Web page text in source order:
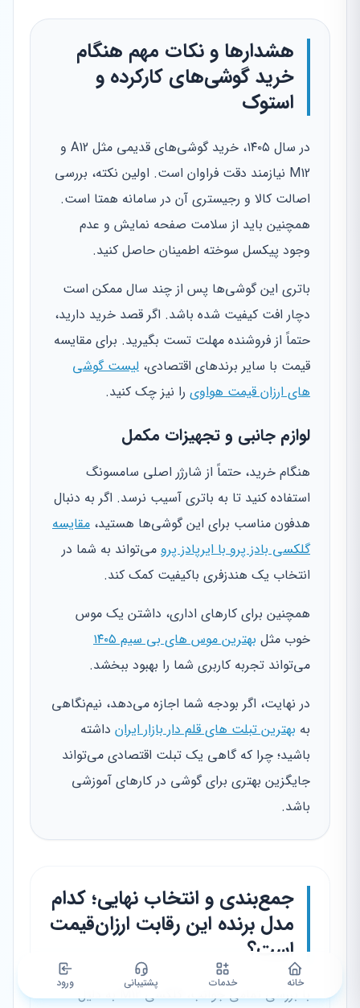
هشدارها و نکات مهم هنگام
خرید گوشی‌های کارکرده و
استوک
در سال ۱۴۰۵، خرید گوشی‌های قدیمی مثل A12 و
M12 نیازمند دقت فراوان است. اولین نکته، بررسی
اصالت کالا و رجیستری آن در سامانه همتا است.
همچنین باید از سلامت صفحه نمایش و عدم
وجود پیکسل سوخته اطمینان حاصل کنید.
باتری این گوشی‌ها پس از چند سال ممکن است
دچار افت کیفیت شده باشد. اگر قصد خرید دارید،
حتماً از فروشنده مهلت تست بگیرید. برای مقایسه
قیمت با سایر برندهای اقتصادی، لیست گوشی
های ارزان قیمت هواوی را نیز چک کنید.
لوازم جانبی و تجهیزات مکمل
هنگام خرید، حتماً از شارژر اصلی سامسونگ
استفاده کنید تا به باتری آسیب نرسد. اگر به دنبال
هدفون مناسب برای این گوشی‌ها هستید، مقایسه
گلکسی بادز پرو با ایرپادز پرو می‌تواند به شما در
انتخاب یک هندزفری باکیفیت کمک کند.
همچنین برای کارهای اداری، داشتن یک موس
خوب مثل بهترین موس های بی سیم ۱۴۰۵
می‌تواند تجربه کاربری شما را بهبود ببخشد.
در نهایت، اگر بودجه شما اجازه می‌دهد، نیم‌نگاهی
به بهترین تبلت های قلم دار بازار ایران داشته
باشید؛ چرا که گاهی یک تبلت اقتصادی می‌تواند
جایگزین بهتری برای گوشی در کارهای آموزشی
باشد.
جمع‌بندی و انتخاب نهایی؛ کدام
مدل برنده این رقابت ارزان‌قیمت
است؟
با بررسی تمامی جوانب، گلکسی M12 به دلیل
خانه خدمات پشتیبانی ورود